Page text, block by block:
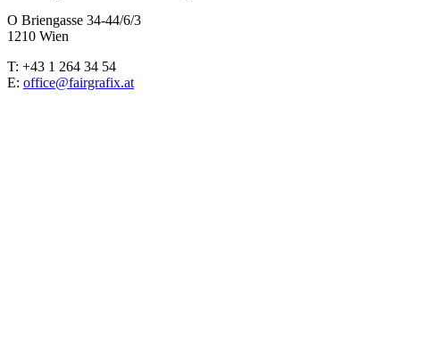
O Briengasse 34-44/6/3
1210 Wien
T: +43 1 264 34 54
E: office@fairgrafix.at